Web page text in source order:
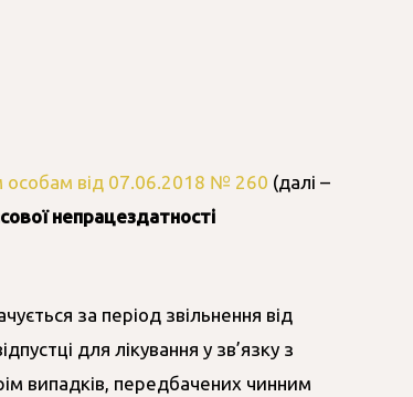
особам від 07.06.2018 № 260 (далі –
непрацездатності
за період звільнення від
для лікування у зв’язку з
випадків, передбачених чинним